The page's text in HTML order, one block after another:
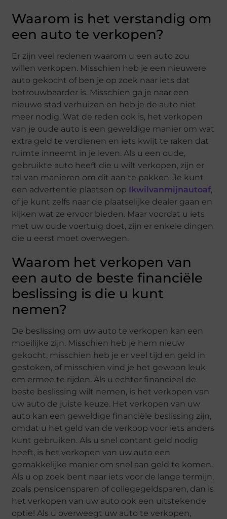
Waarom is het verstandig om
een auto te verkopen?
Er zijn veel redenen waarom u een auto zou
willen verkopen. Misschien heb je een nieuwere
auto gekocht of ben je op zoek naar iets dat
betrouwbaarder is. Misschien ga je naar een
nieuwe stad verhuizen en heb je de auto niet
meer nodig. Wat de reden ook is, het verkopen
van je oude auto is een geweldige manier om wat
extra geld te verdienen en iets kwijt te raken dat
ruimte inneemt in je leven. Als u een oude,
gebruikte auto heeft die u wilt verkopen, zijn er
tal van manieren om dit aan te pakken. Je kunt
een advertentie plaatsen op Ikwilvanmijnautoaf,
of je kunt zelfs naar de plaatselijke dealer gaan en
kijken wat ze ervoor bieden. Maar voordat u iets
met uw oude voertuig doet, zijn er enkele dingen
die u eerst moet overwegen.
Waarom het verkopen van
een auto de beste financiële
beslissing is die u kunt
nemen?
De beslissing om uw auto te verkopen kan een
moeilijke zijn. Misschien heb je hem nieuw
gekocht, misschien heb je er veel tijd en geld in
gestoken, of misschien vind je het gewoon leuk
om ermee te rijden. Als u echter financieel de
beste beslissing wilt nemen, is het verkopen van
uw auto de juiste keuze. Het verkopen van uw
auto kan een geweldige financiële beslissing zijn,
omdat u het geld van de verkoop voor iets anders
kunt gebruiken. Als u snel contant geld nodig
heeft, is het verkopen van uw auto een
gemakkelijke manier om snel aan geld te komen.
Als u op zoek bent naar iets voor de lange termijn,
zoals pensioensparen of collegegeldsparen, dan is
het verkopen van uw auto ook een uitstekende
optie! Als u overweegt uw auto te verkopen,